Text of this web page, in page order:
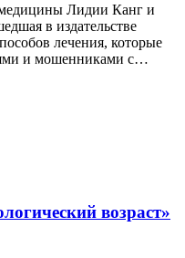
медицины Лидии Канг и
в издательстве
лечения, которые
и мошенниками с…
возраст»